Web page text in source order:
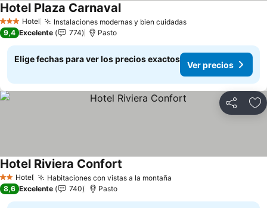
3 Estrellas
Hotel Instalaciones modernas y bien cuidadasVer precios
Hotel Plaza CarnavalVer precios
9,4 Excelente 774 Pasto
Elige fechas para ver los precios exactos
Ver precios
Compartir
2 Estrellas
Hotel Habitaciones con vistas a la montaña
Hotel Riviera Confort
8,6 Excelente 740 Pasto